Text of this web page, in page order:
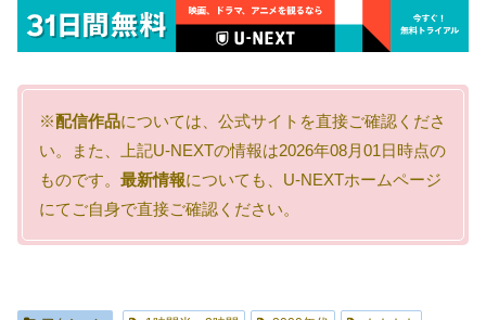
※配信作品については、公式サイトを直接ご確認くださ
い。また、上記U-NEXTの情報は2026年08月01日時点の
ものです。 最新情報についても、U-NEXTホームページ
にてご自身で直接ご確認ください。